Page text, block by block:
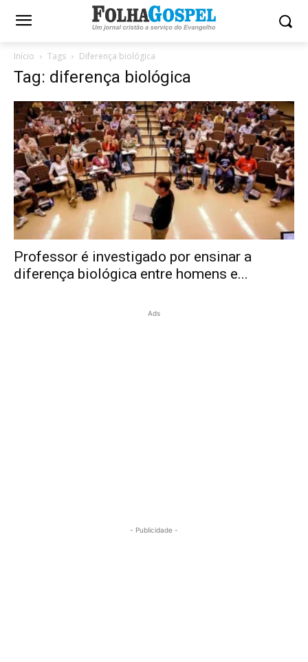
Início Tags Diferença biológica
Tag: diferença biológica
Professor é investigado por ensinar a
diferença biológica entre homens e...
Ads
- Publicidade -